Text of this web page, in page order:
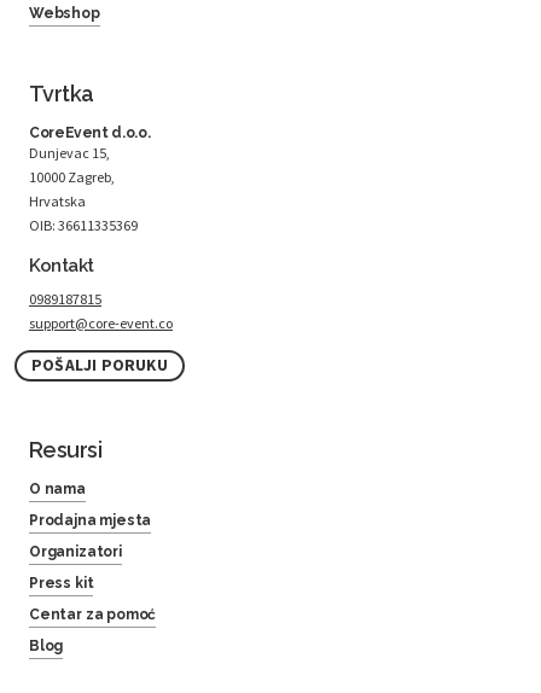
Webshop
Tvrtka
CoreEvent d.o.o.
Dunjevac 15,
10000 Zagreb,
Hrvatska
OIB: 36611335369
Kontakt
0989187815
support@core-event.co
POŠALJI PORUKU
Resursi
O nama
Prodajna mjesta
Organizatori
Press kit
Centar za pomoć
Blog